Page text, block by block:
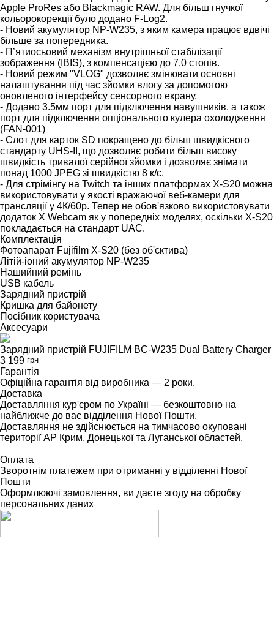
Apple ProRes або Blackmagic RAW. Для більш гнучкої
кольорокорекції було додано F-Log2.
- Новий акумулятор NP-W235, з яким камера працює вдвічі
більше за попередника.
- П’ятиосьовий механізм внутрішньої стабілізації
зображення (IBIS), з компенсацією до 7.0 стопів.
- Новий режим "VLOG" дозволяє змінювати основні
налаштування під час зйомки влогу за допомогою
оновленого інтерфейсу сенсорного екрану.
- Додано 3.5мм порт для підключення навушників, а також
порт для підключення опціонального кулера охолодження
(FAN-001)
- Слот для карток SD покращено до більш швидкісного
стандарту UHS-II, що дозволяє робити більш високу
швидкість тривалої серійної зйомки і дозволяє знімати
понад 1000 JPEG зі швидкістю 8 к/с.
- Для стрімінгу на Twitch та інших платформах X-S20 можна
використовувати у якості вражаючої веб-камери для
трансляції у 4К/60р. Тепер не обов'язково використовувати
додаток X Webcam як у попередніх моделях, оскільки X-S20
покладається на стандарт UAC.
Комплектація
Фотоапарат Fujifilm X-S20 (без об'єктива)
Літій-іоний акумулятор NP-W235
Нашийний ремінь
USB кабель
Зарядний пристрій
Кришка для байонету
Посібник користувача
Аксесуари
Зарядний пристрій FUJIFILM BC-W235 Dual Battery Charger
3 199 грн
Гарантія
Офіційна гарантія від виробника — 2 роки.
Доставка
Доставляння кур'єром по Україні — безкоштовно на
найближче до вас відділення Нової Пошти.
Доставляння не здійснюється на тимчасово окуповані
території АР Крим, Донецької та Луганської областей.
Оплата
Зворотнім платежем при отриманні у відділенні Нової
Пошти
Оформлюючі замовлення, ви даєте згоду на обробку
персональних даних